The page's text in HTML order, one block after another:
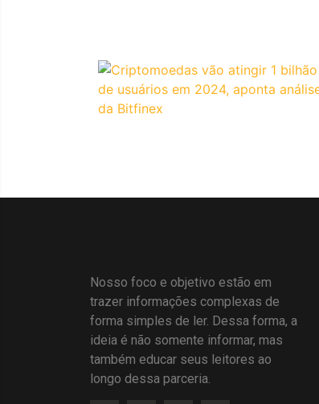
Nosso foco e objetivo estão em
trazer informações complexas de
forma simples de ler. Dessa forma, a
ideia é não somente informar, mas
também educar seus leitores ao
longo dessa parceria.